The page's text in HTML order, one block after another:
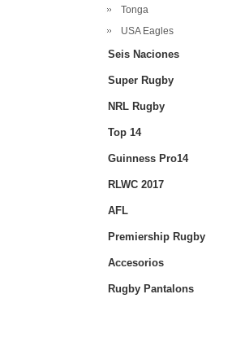
Tonga
USA Eagles
Seis Naciones
Super Rugby
NRL Rugby
Top 14
Guinness Pro14
RLWC 2017
AFL
Premiership Rugby
Accesorios
Rugby Pantalons